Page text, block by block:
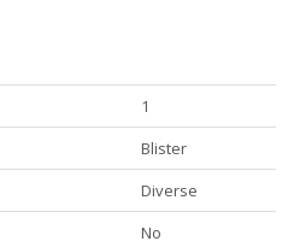
1
Blister
Diverse
No